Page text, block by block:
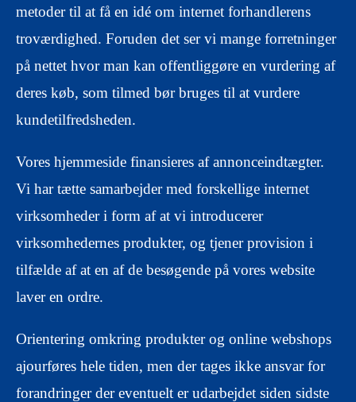
metoder til at få en idé om internet forhandlerens
troværdighed. Foruden det ser vi mange forretninger
på nettet hvor man kan offentliggøre en vurdering af
deres køb, som tilmed bør bruges til at vurdere
kundetilfredsheden.
Vores hjemmeside finansieres af annonceindtægter.
Vi har tætte samarbejder med forskellige internet
virksomheder i form af at vi introducerer
virksomhedernes produkter, og tjener provision i
tilfælde af at en af de besøgende på vores website
laver en ordre.
Orientering omkring produkter og online webshops
ajourføres hele tiden, men der tages ikke ansvar for
forandringer der eventuelt er udarbejdet siden sidste